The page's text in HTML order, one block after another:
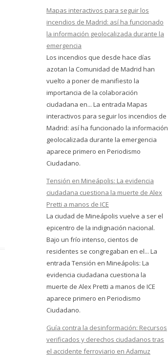
Mapas interactivos para seguir los
incendios de Madrid: así ha funcionado
la información geolocalizada durante la
emergencia
Los incendios que desde hace días
azotan la Comunidad de Madrid han
vuelto a poner de manifiesto la
importancia de la colaboración
ciudadana en... La entrada Mapas
interactivos para seguir los incendios de
Madrid: así ha funcionado la información
geolocalizada durante la emergencia
aparece primero en Periodismo
Ciudadano.
Tensión en Mineápolis: La evidencia
ciudadana cuestiona la muerte de Alex
Pretti a manos de ICE
La ciudad de Mineápolis vuelve a ser el
epicentro de la indignación nacional.
Bajo un frío intenso, cientos de
residentes se congregaban en el... La
entrada Tensión en Mineápolis: La
evidencia ciudadana cuestiona la
muerte de Alex Pretti a manos de ICE
aparece primero en Periodismo
Ciudadano.
Guía contra la desinformación: Recursos
verificados y derechos ciudadanos tras
el accidente ferroviario en Adamuz